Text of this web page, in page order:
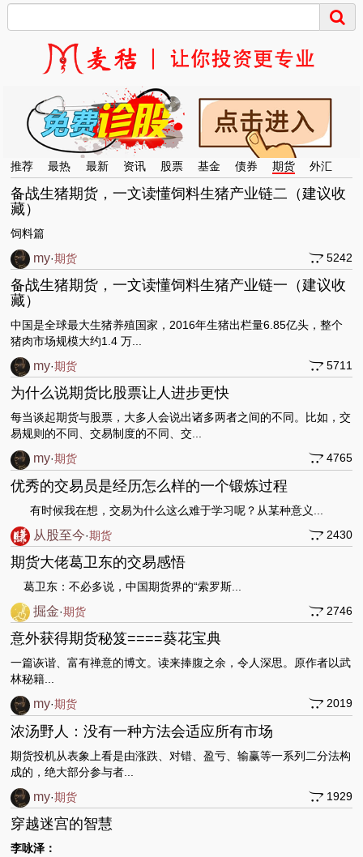
推荐 最热 最新 资讯 股票 基金 债券 期货 外汇
备战生猪期货，一文读懂饲料生猪产业链二（建议收
藏）
饲料篇
my·期货 5242
备战生猪期货，一文读懂饲料生猪产业链一（建议收
藏）
中国是全球最大生猪养殖国家，2016年生猪出栏量6.85亿头，整个
猪肉市场规模大约1.4 万...
my·期货 5711
为什么说期货比股票让人进步更快
每当谈起期货与股票，大多人会说出诸多两者之间的不同。比如，交
易规则的不同、交易制度的不同、交...
my·期货 4765
优秀的交易员是经历怎么样的一个锻炼过程
有时候我在想，交易为什么这么难于学习呢？从某种意义...
从股至今·期货 2430
期货大佬葛卫东的交易感悟
葛卫东：不必多说，中国期货界的“索罗斯...
掘金·期货 2746
意外获得期货秘笈====葵花宝典
一篇诙谐、富有禅意的博文。读来捧腹之余，令人深思。原作者以武
林秘籍...
my·期货 2019
浓汤野人：没有一种方法会适应所有市场
期货投机从表象上看是由涨跌、对错、盈亏、输赢等一系列二分法构
成的，绝大部分参与者...
my·期货 1929
穿越迷宫的智慧
李咏泽：